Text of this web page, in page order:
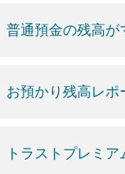
普通預金の残高
お預かり残高レ
トラストプレミ